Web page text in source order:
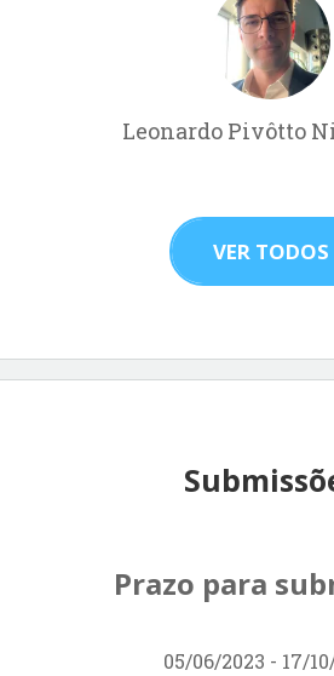
Leonardo Pivôtto
VER TODOS
Prazo para
05/06/2023 - 17/